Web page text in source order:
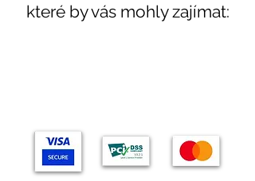
které by vás mohly zajímat: